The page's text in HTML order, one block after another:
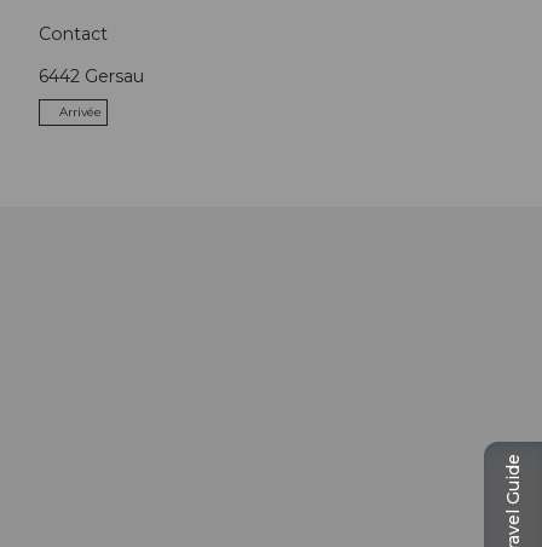
Contact
6442 Gersau
Arrivée
Travel Guide